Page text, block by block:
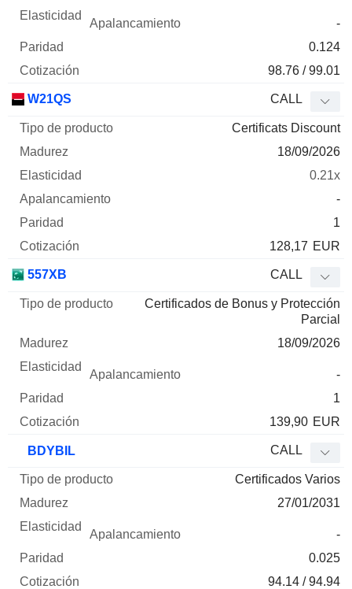
-
0.124
98.76 / 99.01
W21QS CALL
Certificats Discount
18/09/2026
0.21x
-
1
128,17 EUR
557XB CALL
Certificados de Bonus y Protección
Parcial
18/09/2026
-
1
139,90 EUR
BDYBIL CALL
Certificados Varios
27/01/2031
-
0.025
94.14 / 94.94